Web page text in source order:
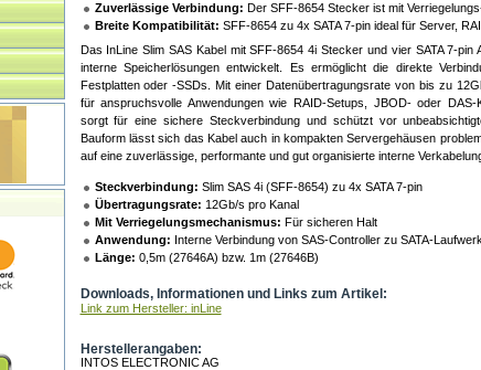
Zuverlässige Verbindung: Der SFF-8654 Stecker ist mit
Breite Kompatibilität: SFF-8654 zu 4x SATA 7-pin ideal für Server,
Das InLine Slim SAS Kabel mit SFF-8654 4i Stecker und vier SATA 7-
interne Speicherlösungen entwickelt. Es ermöglicht die direkte
Festplatten oder -SSDs. Mit einer Datenübertragungsrate von bis zu
für anspruchsvolle Anwendungen wie RAID-Setups, JBOD- oder DAS-
sorgt für eine sichere Steckverbindung und schützt vor
Bauform lässt sich das Kabel auch in kompakten Servergehäusen
auf eine zuverlässige, performante und gut organisierte interne
Steckverbindung: Slim SAS 4i (SFF-8654) zu 4x SATA 7-pin
Übertragungsrate: 12Gb/s pro Kanal
Mit Verriegelungsmechanismus: Für sicheren Halt
Anwendung: Interne Verbindung von SAS-Controller zu SATA-
Länge: 0,5m (27646A) bzw. 1m (27646B)
Downloads, Informationen und Links zum Artikel:
Link zum Hersteller: inLine
Herstellerangaben:
INTOS ELECTRONIC AG